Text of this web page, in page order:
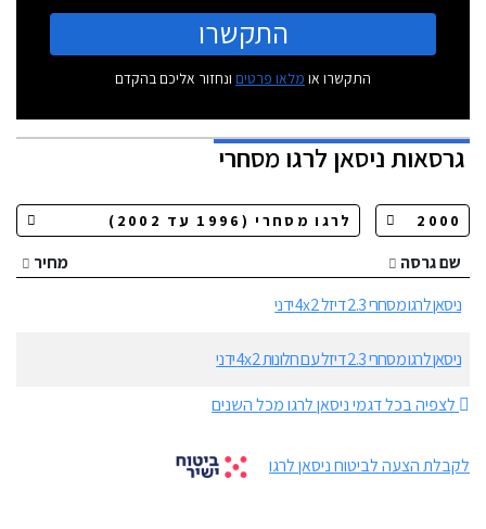
התקשרו
התקשרו או מלאו פרטים ונחזור אליכם בהקדם
גרסאותניסאן לרגו מסחרי
שם גרסה
מחיר
ניסאן לרגו מסחרי 2.3 דיזל 4x2 ידני
ניסאן לרגו מסחרי 2.3 דיזל עם חלונות 4x2 ידני
לצפיה בכל דגמי ניסאן לרגו מכל השנים
לקבלת הצעה לביטוח ניסאן לרגו